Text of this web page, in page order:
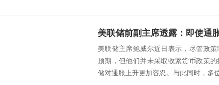
美联储主席鲍威尔近日表示，尽管政
预期，但他们并未采取收紧货币政策
储对通胀上升更加容忍。与此同时，多